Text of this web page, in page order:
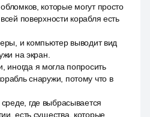
которые могут просто
поверхности корабля есть
и компьютер выводит вид
на экран.
иногда я могла попросить
снаружи, потому что в
где выбрасывается
есть существа, которые